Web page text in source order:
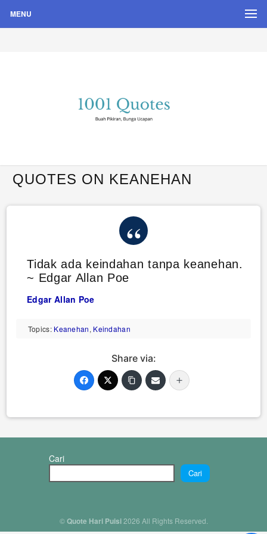
MENU
Quote Hari Puisi
QUOTES ON KEANEHAN
Tidak ada keindahan tanpa keanehan.
~ Edgar Allan Poe
Edgar Allan Poe
Topics: Keanehan, Keindahan
Share via:
Cari
Cari
©Quote Hari Puisi2026 All Rights Reserved.